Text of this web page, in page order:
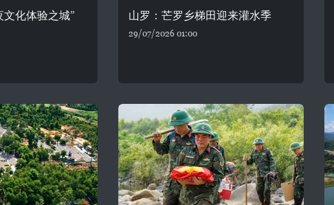
化体验之城” 山罗：芒罗乡梯田迎来灌水季
29/07/2026 01:00